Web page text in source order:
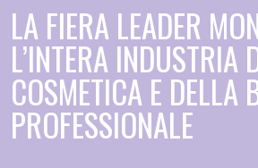
LA FIERA LEADER
L’INTERA INDUSTRIA
COSMETICA E DELLA
PROFESSIONALE